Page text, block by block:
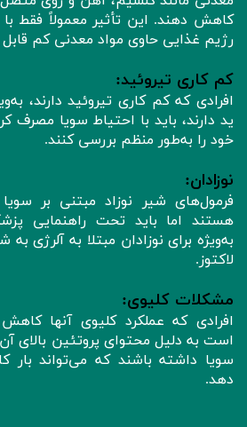
کاهش دهند. این تأثیر معمولاً فقط
رژیم غذایی حاوی مواد معدنی کم
کم‌ کاری تیروئید:
افرادی که کم‌ کاری تیروئید دارند،
ید دارند، باید با احتیاط سویا مصرف
خود را به‌طور منظم بررسی کنند.
نوزادان:
فرمول‌های شیر نوزاد مبتنی بر
هستند اما باید تحت راهنمایی
به‌ویژه برای نوزادان مبتلا به آلرژی
لاکتوز.
مشکلات کلیوی:
افرادی که عملکرد کلیوی آنها
است به دلیل محتوای پروتئین بالای
سویا داشته باشند که می‌تواند بار
دهد.